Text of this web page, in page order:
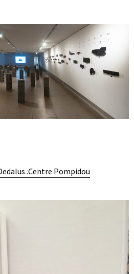
.Centre Pompidou